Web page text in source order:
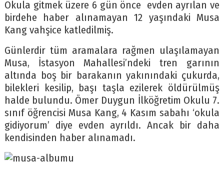
Okula gitmek üzere 6 gün önce evden ayrılan ve
birdehe haber alınamayan 12 yaşındaki Musa
Kang vahşice katledilmiş.
Günlerdir tüm aramalara rağmen ulaşılamayan
Musa, İstasyon Mahallesi’ndeki tren garının
altında boş bir barakanın yakınındaki çukurda,
bilekleri kesilip, başı taşla ezilerek öldürülmüş
halde bulundu. Ömer Duygun İlköğretim Okulu 7.
sınıf öğrencisi Musa Kang, 4 Kasım sabahı ‘okula
gidiyorum’ diye evden ayrıldı. Ancak bir daha
kendisinden haber alınamadı.